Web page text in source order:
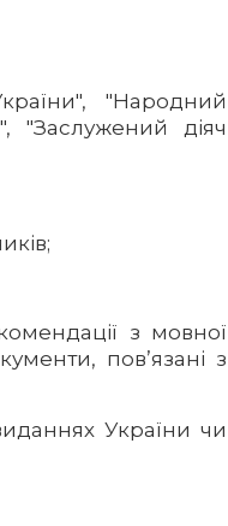
"Народний
"Заслужений діяч
з мовної
пов’язані з
України чи